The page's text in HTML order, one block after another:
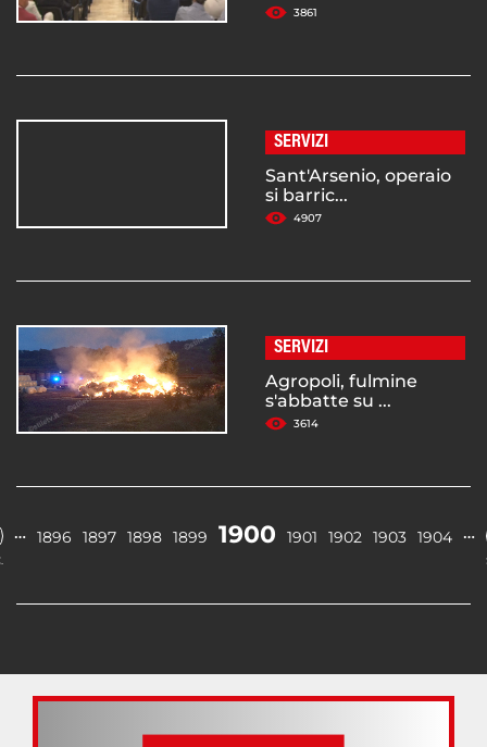
3861
SERVIZI
Sant'Arsenio, operaio
si barric...
4907
SERVIZI
Agropoli, fulmine
s'abbatte su ...
3614
… 1896 1897 1898 1899 1900 1901 1902 1903 1904 …